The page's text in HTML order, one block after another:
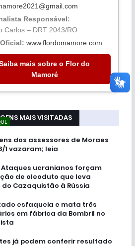
Responsável:
Carlos – DRT 2043/RO
www.flordomamore.com
mais sobre o Flor do
Mamoré
MAIS VISITADAS
dos assessores de Moraes
1 vazaram; leia
Ataques ucranianos forçam
de oleoduto que leva
Cazaquistão à Rússia
esfaqueia e mata três
em fábrica da Bombril no
já podem conferir resultado